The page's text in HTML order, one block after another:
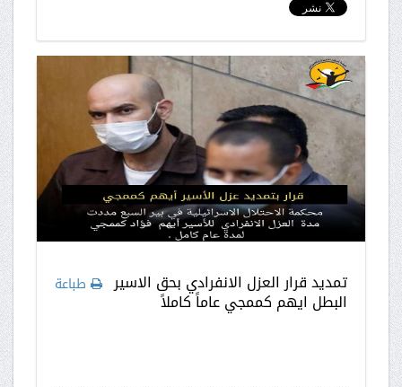
طباعة تمديد قرار العزل الانفرادي بحق الاسير
البطل ايهم كممجي عاماً كاملاً